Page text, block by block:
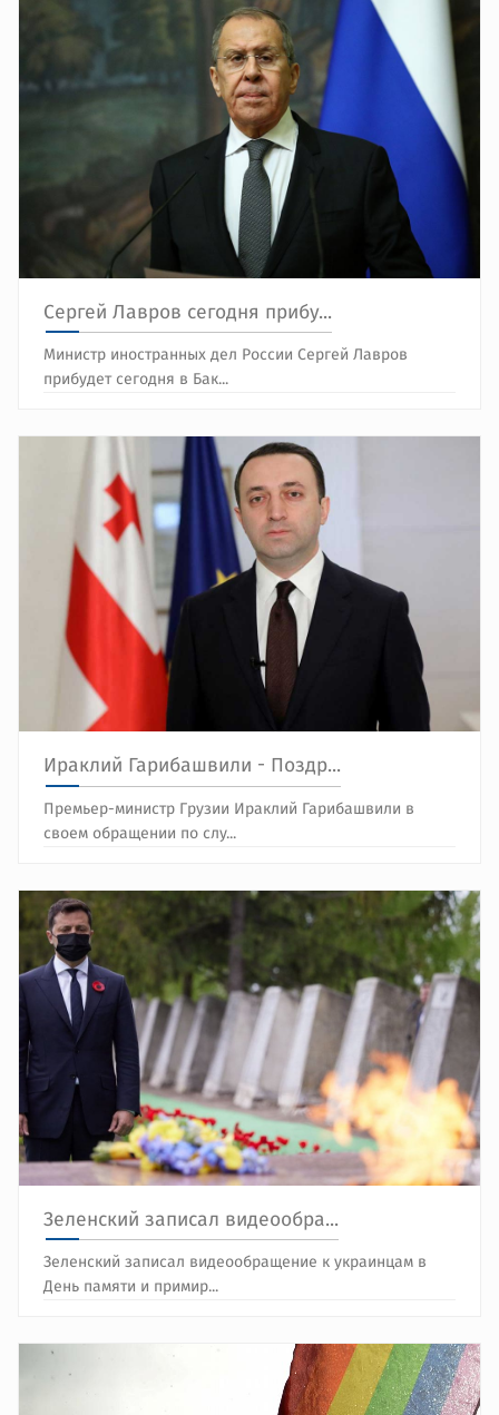
Сергей Лавров сегодня прибу...
Министр иностранных дел России Сергей Лавров
прибудет сегодня в Бак...
Ираклий Гарибашвили - Поздр...
Премьер-министр Грузии Ираклий Гарибашвили в
своем обращении по слу...
Зеленский записал видеообра...
Зеленский записал видеообращение к украинцам в
День памяти и примир...